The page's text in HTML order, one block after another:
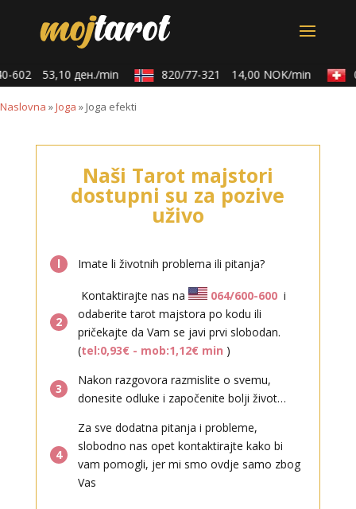
602 53,10 ден./min 820/77-321 14,00 NOK/min
Naslovna »Joga » Joga efekti
Naši Tarot majstori
dostupni su za pozive
uživo
l Imate li životnih problema ili pitanja?
2
Kontaktirajte nas na 064/600-600 i
odaberite tarot majstora po kodu ili
pričekajte da Vam se javi prvi slobodan.
(tel:0,93€ - mob:1,12€ min )
3
Nakon razgovora razmislite o svemu,
donesite odluke i započenite bolji život…
4
Za sve dodatna pitanja i probleme,
slobodno nas opet kontaktirajte kako bi
vam pomogli, jer mi smo ovdje samo zbog
Vas